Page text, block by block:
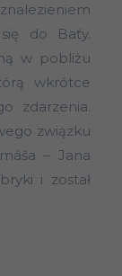
do Baťy.
w pobliżu
wkrótce
zdarzenia.
związku
– Jana
i został